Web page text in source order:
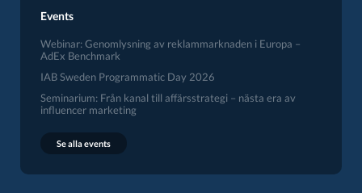
Events
Webinar: Genomlysning av reklammarknaden i Europa –
AdEx Benchmark
IAB Sweden Programmatic Day 2026
Seminarium: Från kanal till affärsstrategi – nästa era av
influencer marketing
Se alla events